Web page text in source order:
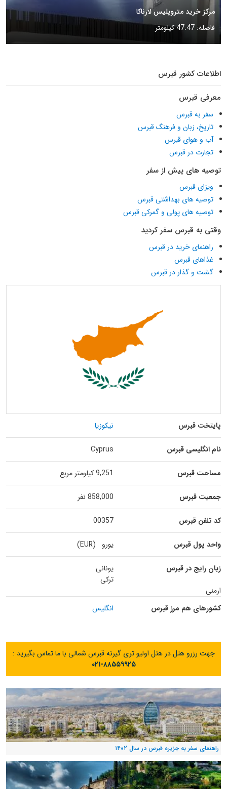
مرکز خرید متروپلیس لارناکا
فاصله: 47.47 کیلومتر
اطلاعات کشور قبرس
معرفی قبرس
سفر به قبرس
تاریخ، زبان و فرهنگ قبرس
آب و هوای قبرس
تجارت در قبرس
توصیه های پیش از سفر
ویزای قبرس
توصیه های بهداشتی قبرس
توصیه های پولی و گمرکی قبرس
وقتی به قبرس سفر کردید
راهنمای خرید در قبرس
غذاهای قبرس
گشت و گذار در قبرس
پایتخت قبرس نیکوزیا
نام انگلیسی قبرس Cyprus
مساحت قبرس 9,251 کیلومتر مربع
جمعیت قبرس 858,000 نفر
کد تلفن قبرس 00357
واحد پول قبرس یورو (EUR)
زبان رایج در قبرس
یونانی
ترکی
ارمنی
کشورهای هم مرز قبرس
انگلیس
جهت رزرو هتل در هتل اولیو تری گیرنه قبرس شمالی با ما تماس بگیرید :
۰۲۱-۸۸۵۵۹۹۲۵
راهنمای سفر به جزیره قبرس در سال ۱۴۰۲